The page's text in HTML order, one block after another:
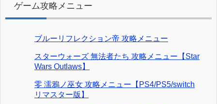
ゲーム攻略メニュー
ブルーリフレクション帝 攻略メニュー
スターウォーズ 無法者たち 攻略メニュー【Star
Wars Outlaws】
零 濡鴉ノ巫女 攻略メニュー【PS4/PS5/switch
リマスター版】